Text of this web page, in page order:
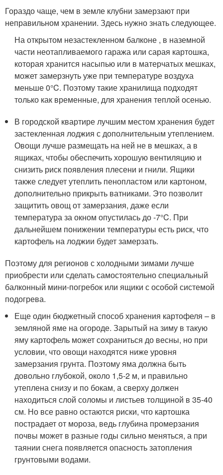
Гораздо чаще, чем в земле клубни замерзают при
неправильном хранении. Здесь нужно знать следующее.
На открытом незастекленном балконе , в наземной
части неотапливаемого гаража или сарая картошка,
которая хранится насыпью или в матерчатых мешках,
может замерзнуть уже при температуре воздуха
меньше 0°C. Поэтому такие хранилища подходят
только как временные, для хранения теплой осенью.
В городской квартире лучшим местом хранения будет
застекленная лоджия с дополнительным утеплением.
Овощи лучше размещать на ней не в мешках, а в
ящиках, чтобы обеспечить хорошую вентиляцию и
снизить риск появления плесени и гнили. Ящики
также следует утеплить пенопластом или картоном,
дополнительно прикрыть ватниками. Это позволит
защитить овощ от замерзания, даже если
температура за окном опустилась до -7°C. При
дальнейшем понижении температуры есть риск, что
картофель на лоджии будет замерзать.
Поэтому для регионов с холодными зимами лучше
приобрести или сделать самостоятельно специальный
балконный мини-погребок или ящики с особой системой
подогрева.
Еще один бюджетный способ хранения картофеля – в
земляной яме на огороде. Зарытый на зиму в такую
яму картофель может сохраниться до весны, но при
условии, что овощи находятся ниже уровня
замерзания грунта. Поэтому яма должна быть
довольно глубокой, около 1,5-2 м, и правильно
утеплена снизу и по бокам, а сверху должен
находиться слой соломы и листьев толщиной в 35-40
см. Но все равно остаются риски, что картошка
пострадает от мороза, ведь глубина промерзания
почвы может в разные годы сильно меняться, а при
таянии снега появляется опасность затопления
грунтовыми водами.